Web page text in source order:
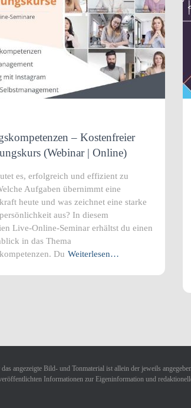
– Kostenfreier
(Webinar | Online)
es, erfolgreich und effizient zu
Aufgaben übernimmt eine
heute und was zeichnet eine starke
aus? In diesem
Live-Online-Seminar erhältst du einen
in das Thema
Du Weiterlesen…
angezeigte Bild- und Tonmaterial ist allein der jeweils
Informationen zur Eigeninformation und